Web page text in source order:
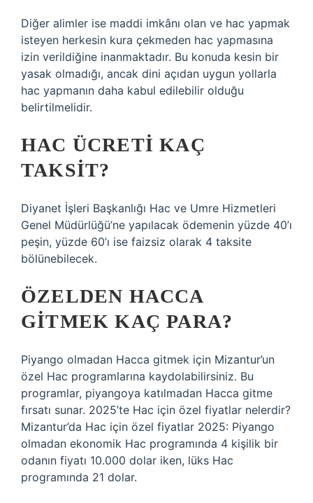
Diğer alimler ise maddi imkânı olan ve hac yapmak
isteyen herkesin kura çekmeden hac yapmasına
izin verildiğine inanmaktadır. Bu konuda kesin bir
yasak olmadığı, ancak dini açıdan uygun yollarla
hac yapmanın daha kabul edilebilir olduğu
belirtilmelidir.
HAC ÜCRETI KAÇ
TAKSIT?
Diyanet İşleri Başkanlığı Hac ve Umre Hizmetleri
Genel Müdürlüğü’ne yapılacak ödemenin yüzde 40’ı
peşin, yüzde 60’ı ise faizsiz olarak 4 taksite
bölünebilecek.
ÖZELDEN HACCA
GITMEK KAÇ PARA?
Piyango olmadan Hacca gitmek için Mizantur’un
özel Hac programlarına kaydolabilirsiniz. Bu
programlar, piyangoya katılmadan Hacca gitme
fırsatı sunar. 2025’te Hac için özel fiyatlar nelerdir?
Mizantur’da Hac için özel fiyatlar 2025: Piyango
olmadan ekonomik Hac programında 4 kişilik bir
odanın fiyatı 10.000 dolar iken, lüks Hac
programında 21 dolar.